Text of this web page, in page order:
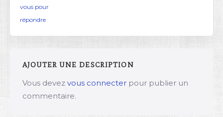
vous pour
répondre
AJOUTER UNE DESCRIPTION
Vous devez vous connecter pour publier un
commentaire.